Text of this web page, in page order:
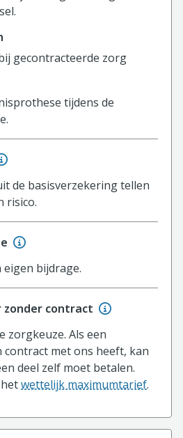
gecontracteerde zorg
tijdens de
de basisverzekering tellen
risico.
eigen bijdrage.
zonder contract
zorgkeuze. Als een
met ons heeft, kan
deel zelf moet betalen.
wettelijk maximumtarief.